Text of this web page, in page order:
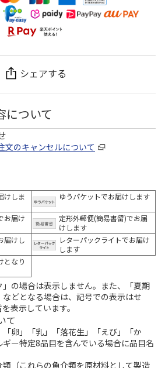
シェアする
について
文のキャンセルについて
けしま
ゆうパケットでお届けします
お届け
定形外郵便(簡易書留)でお届
けします
届けし
レターパックライトでお届け
します
となり
の場合は表示しません。また、「夏期
どとなる場合は、記号での表示はせ
表示しています。
て
卵」「乳」「落花生」「えび」「か
ー特定8品目を含んでいる場合に品目名
（これらの魚介類を原材料として製造